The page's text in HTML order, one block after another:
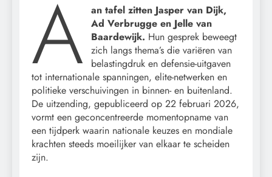
A
an tafel zitten Jasper van Dijk,
Ad Verbrugge en Jelle van
Baardewijk. Hun gesprek beweegt
zich langs thema’s die variëren van
belastingdruk en defensie-uitgaven
tot internationale spanningen, elite-netwerken en
politieke verschuivingen in binnen- en buitenland.
De uitzending, gepubliceerd op 22 februari 2026,
vormt een geconcentreerde momentopname van
een tijdperk waarin nationale keuzes en mondiale
krachten steeds moeilijker van elkaar te scheiden
zijn.